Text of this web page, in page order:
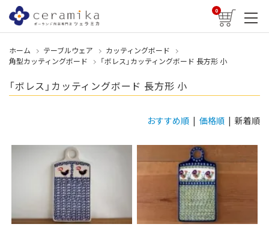
0
ホーム テーブルウェア
カッティングボード
角型カッティングボード
「ボレス」カッティングボード 長方形 小
「ボレス」カッティングボード 長方形 小
おすすめ順 | 価格順 | 新着順